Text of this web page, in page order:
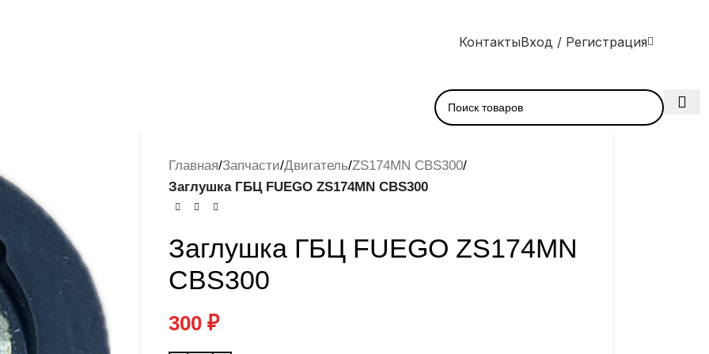
КонтактыВход / Регистрация
Главная/Запчасти/Двигатель/ZS174MN CBS300/
Заглушка ГБЦ FUEGO ZS174MN CBS300
Заглушка ГБЦ FUEGO ZS174MN
CBS300
300 ₽